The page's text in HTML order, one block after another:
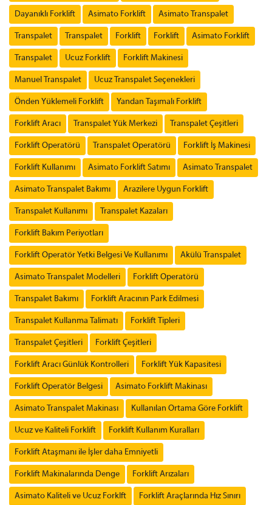
Dayanıklı Forklift Asimato Forklift Asimato Transpalet
Transpalet Transpalet Forklift Forklift Asimato Forklift
Transpalet Ucuz Forklift Forklift Makinesi
Manuel Transpalet Ucuz Transpalet Seçenekleri
Önden Yüklemeli Forklift Yandan Taşımalı Forklift
Forklift Aracı Transpalet Yük Merkezi Transpalet Çeşitleri
Forklift Operatörü Transpalet Operatörü Forklift İş Makinesi
Forklift Kullanımı Asimato Forklift Satımı Asimato Transpalet
Asimato Transpalet Bakımı Arazilere Uygun Forklift
Transpalet Kullanımı Transpalet Kazaları
Forklift Bakım Periyotları
Forklift Operatör Yetki Belgesi Ve Kullanımı Akülü Transpalet
Asimato Transpalet Modelleri Forklift Operatörü
Transpalet Bakımı Forklift Aracının Park Edilmesi
Transpalet Kullanma Talimatı Forklift Tipleri
Transpalet Çeşitleri Forklift Çeşitleri
Forklift Aracı Günlük Kontrolleri Forklift Yük Kapasitesi
Forklift Operatör Belgesi Asimato Forklift Makinası
Asimato Transpalet Makinası Kullanılan Ortama Göre Forklift
Ucuz ve Kaliteli Forklift Forklift Kullanım Kuralları
Forklift Ataşmanı ile İşler daha Emniyetli
Forklift Makinalarında Denge Forklift Arızaları
Asimato Kaliteli ve Ucuz Forklft Forklift Araçlarında Hız Sınırı